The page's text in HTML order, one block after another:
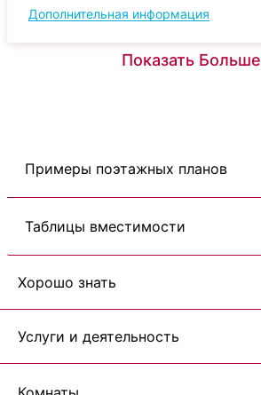
Дополнительная информация
Показать Больше
Примеры поэтажных планов
Таблицы вместимости
Хорошо знать
Услуги и деятельность